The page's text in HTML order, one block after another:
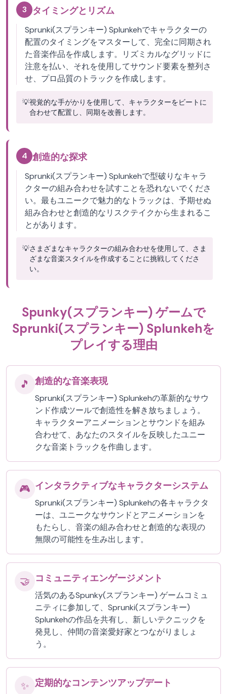
3 タイミングとリズム
Sprunki(スプランキー) Splunkehでキャラクターの
配置のタイミングをマスターして、完全に同期され
た音楽作品を作成します。リズミカルなグリッドに
注意を払い、それを使用してサウンド要素を整列さ
せ、プロ品質のトラックを作成します。
💡視覚的な手がかりを使用して、キャラクターをビートに
合わせて配置し、同期を改善します。
4 創造的な探求
Sprunki(スプランキー) Splunkehで型破りなキャラ
クターの組み合わせを試すことを恐れないでくださ
い。最もユニークで魅力的なトラックは、予期せぬ
組み合わせと創造的なリスクテイクから生まれるこ
とがあります。
💡さまざまなキャラクターの組み合わせを使用して、さま
ざまな音楽スタイルを作成することに挑戦してくださ
い。
Spunky(スプランキー) ゲームで
Sprunki(スプランキー) Splunkehを
プレイする理由
🎵 創造的な音楽表現
Sprunki(スプランキー) Splunkehの革新的なサウ
ンド作成ツールで創造性を解き放ちましょう。
キャラクターアニメーションとサウンドを組み
合わせて、あなたのスタイルを反映したユニー
クな音楽トラックを作曲します。
🎮 インタラクティブなキャラクターシステム
Sprunki(スプランキー) Splunkehの各キャラクタ
ーは、ユニークなサウンドとアニメーションを
もたらし、音楽の組み合わせと創造的な表現の
無限の可能性を生み出します。
🤝 コミュニティエンゲージメント
活気のあるSpunky(スプランキー) ゲームコミュ
ニティに参加して、Sprunki(スプランキー)
Splunkehの作品を共有し、新しいテクニックを
発見し、仲間の音楽愛好家とつながりましょ
う。
✨ 定期的なコンテンツアップデート